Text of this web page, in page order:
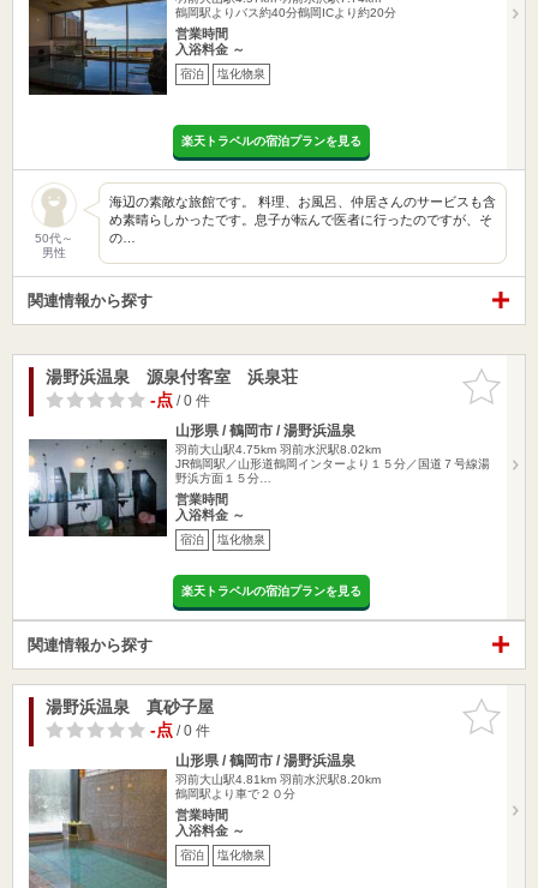
鶴岡駅よりバス約40分鶴岡ICより約20分
営業時間
入浴料金 ～
宿泊 塩化物泉
楽天トラベルの宿泊プランを見る
50代～
男性
海辺の素敵な旅館です。 料理、お風呂、仲居さんのサービスも含
め素晴らしかったです。息子が転んで医者に行ったのですが、そ
の…
関連情報から探す
お気に入
りに追加
湯野浜温泉 源泉付客室 浜泉荘
-点/ 0 件
山形県 / 鶴岡市 / 湯野浜温泉
羽前大山駅4.75km 羽前水沢駅8.02km
JR鶴岡駅／山形道鶴岡インターより１５分／国道７号線湯
野浜方面１５分…
営業時間
入浴料金 ～
宿泊 塩化物泉
楽天トラベルの宿泊プランを見る
関連情報から探す
お気に入
りに追加
湯野浜温泉 真砂子屋
-点/ 0 件
山形県 / 鶴岡市 / 湯野浜温泉
羽前大山駅4.81km 羽前水沢駅8.20km
鶴岡駅より車で２０分
営業時間
入浴料金 ～
宿泊 塩化物泉